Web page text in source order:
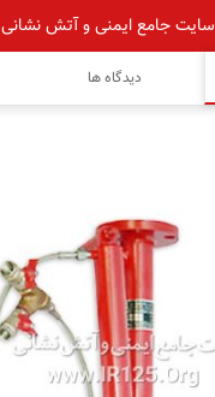
سایت جامع ایمنی و آتش نشانی Ir125
دیدگاه ها